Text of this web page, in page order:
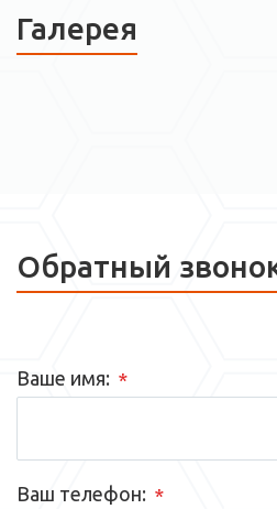
Галерея
Обратный
Ваше имя: *
Ваш телефон: *